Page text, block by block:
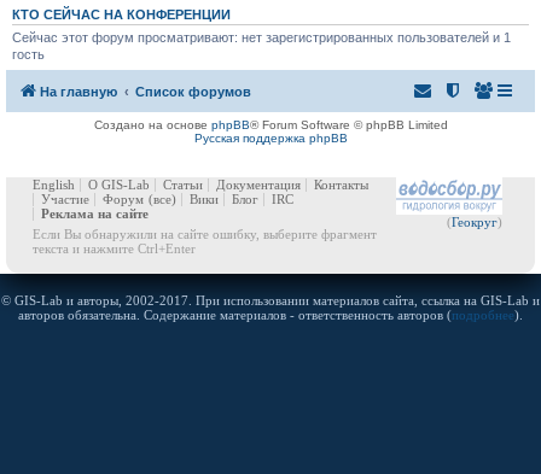
КТО СЕЙЧАС НА КОНФЕРЕНЦИИ
Сейчас этот форум просматривают: нет зарегистрированных пользователей и 1
гость
На главную Список форумов
Создано на основе phpBB® Forum Software © phpBB Limited
Русская поддержка phpBB
(Геокруг)
English О GIS-Lab Статьи Документация
Контакты
Участие
Форум (все) Вики Блог
IRC
Реклама на сайте
Если Вы обнаружили на сайте ошибку, выберите фрагмент
текста и нажмите Ctrl+Enter
© GIS-Lab и авторы, 2002-2017. При использовании материалов сайта, ссылка на GIS-Lab и
авторов обязательна. Содержание материалов - ответственность авторов (подробнее).